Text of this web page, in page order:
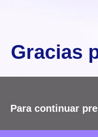
Gracias
Para continuar